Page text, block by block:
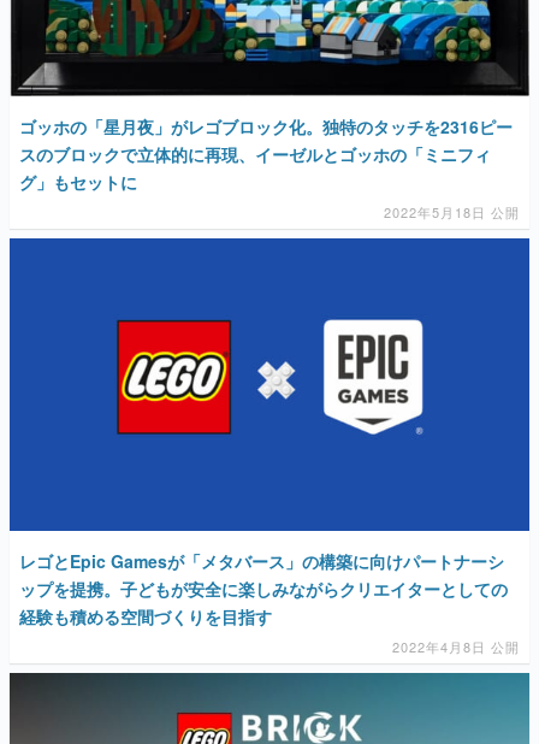
ゴッホの「星月夜」がレゴブロック化。独特のタッチを2316ピー
スのブロックで立体的に再現、イーゼルとゴッホの「ミニフィ
グ」もセットに
2022年5月18日 公開
レゴとEpic Gamesが「メタバース」の構築に向けパートナーシ
ップを提携。子どもが安全に楽しみながらクリエイターとしての
経験も積める空間づくりを目指す
2022年4月8日 公開